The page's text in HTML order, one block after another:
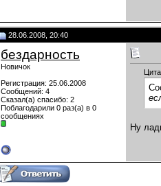
28.06.2008, 20:40
бездарность
Новичок
Регистрация: 25.06.2008
Сообщений: 4
Сказал(а) спасибо: 2
Поблагодарили 0 раз(а) в 0
сообщениях
Ну